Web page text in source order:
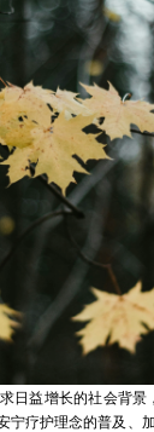
益增长的社会背景
疗护理念的普及